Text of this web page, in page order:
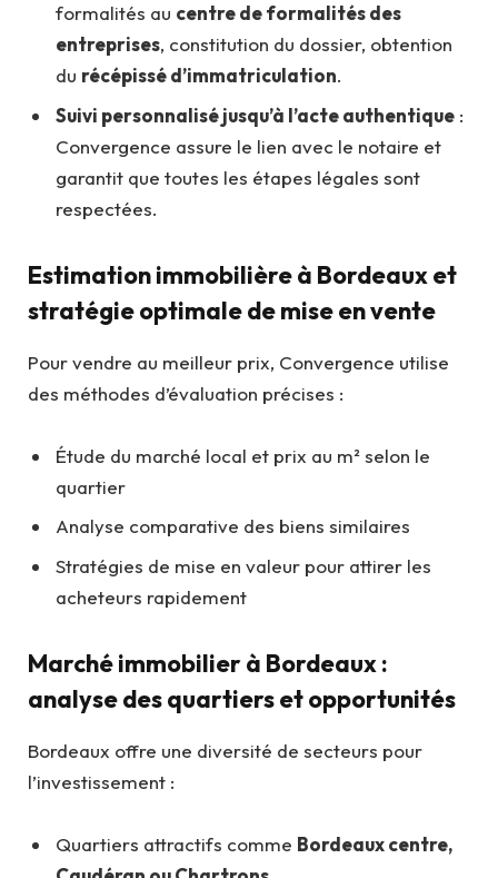
formalités au centre de formalités des
entreprises, constitution du dossier, obtention
du récépissé d’immatriculation.
Suivi personnalisé jusqu’à l’acte authentique :
Convergence assure le lien avec le notaire et
garantit que toutes les étapes légales sont
respectées.
Estimation immobilière à Bordeaux et
stratégie optimale de mise en vente
Pour vendre au meilleur prix, Convergence utilise
des méthodes d’évaluation précises :
Étude du marché local et prix au m² selon le
quartier
Analyse comparative des biens similaires
Stratégies de mise en valeur pour attirer les
acheteurs rapidement
Marché immobilier à Bordeaux :
analyse des quartiers et opportunités
Bordeaux offre une diversité de secteurs pour
l’investissement :
Quartiers attractifs comme Bordeaux centre,